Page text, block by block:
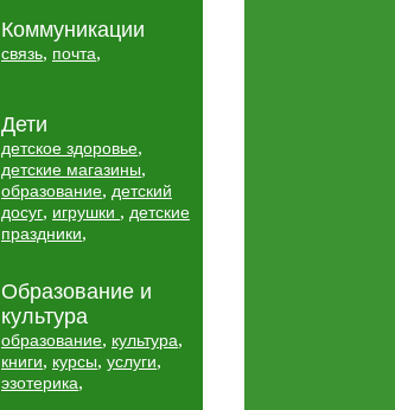
Коммуникации
связь, почта,
Дети
детское здоровье,
детские магазины,
образование, детский
досуг, игрушки , детские
праздники,
Образование и
культура
образование, культура,
книги, курсы, услуги,
эзотерика,